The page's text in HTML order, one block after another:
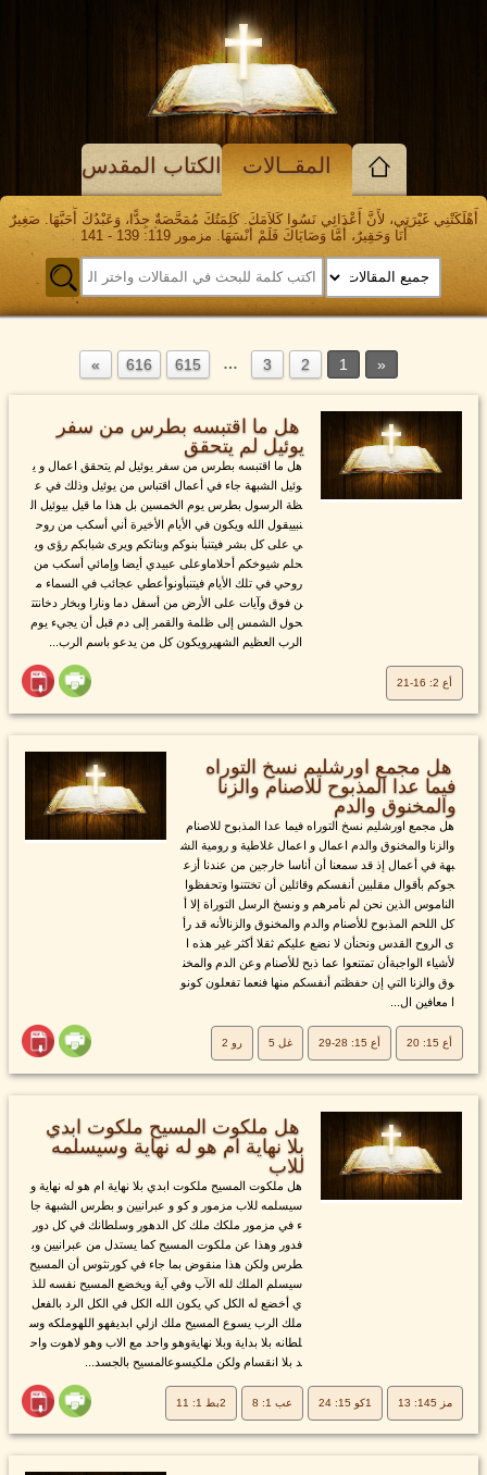
المقــالات الكتاب المقدس
أَهْلَكَتْنِي غَيْرَتِي، لأَنَّ أَعْدَائِي نَسُوا كَلاَمَكَ. كَلِمَتُكَ مُمَحَّصَةٌ جِدًّا، وَعَبْدُكَ أَحَبَّهَا. صَغِيرٌ
أَنَا وَحَقِيرٌ، أَمَّا وَصَايَاكَ فَلَمْ أَنْسَهَا. مزمور 119: 139 - 141
1
2
3
…
615
616
هل ما اقتبسه بطرس من سفر
يوئيل لم يتحقق
هل ما اقتبسه بطرس من سفر يوئيل لم يتحقق اعمال و ي
وئيل الشبهة جاء في أعمال اقتباس من يوئيل وذلك في ع
ظة الرسول بطرس يوم الخمسين بل هذا ما قيل بيوئيل ال
نبييقول الله ويكون في الأيام الأخيرة أني أسكب من روح
ي على كل بشر فيتنبأ بنوكم وبناتكم ويرى شبابكم رؤى وي
حلم شيوخكم أحلاماوعلى عبيدي أيضا وإمائي أسكب من
روحي في تلك الأيام فيتنبأونوأعطي عجائب في السماء م
ن فوق وآيات على الأرض من أسفل دما ونارا وبخار دخانتت
حول الشمس إلى ظلمة والقمر إلى دم قبل أن يجيء يوم
الرب العظيم الشهيرويكون كل من يدعو باسم الرب...
أع 2: 16-21
هل مجمع اورشليم نسخ التوراه
فيما عدا المذبوح للاصنام والزنا
والمخنوق والدم
هل مجمع اورشليم نسخ التوراه فيما عدا المذبوح للاصنام
والزنا والمخنوق والدم اعمال و اعمال غلاطية و رومية الش
بهة في أعمال إذ قد سمعنا أن أناسا خارجين من عندنا أزع
جوكم بأقوال مقلبين أنفسكم وقائلين أن تختتنوا وتحفظوا
الناموس الذين نحن لم نأمرهم و ونسخ الرسل التوراة إلا أ
كل اللحم المذبوح للأصنام والدم والمخنوق والزنالأنه قد رأ
ى الروح القدس ونحنأن لا نضع عليكم ثقلا أكثر غير هذه ا
لأشياء الواجبةأن تمتنعوا عما ذبح للأصنام وعن الدم والمخن
وق والزنا التي إن حفظتم أنفسكم منها فنعما تفعلون كونو
ا معافين ال...
أع 15: 20 أع 15: 28-29 غل 5 رو 2
هل ملكوت المسيح ملكوت ابدي
بلا نهاية ام هو له نهاية وسيسلمه
للاب
هل ملكوت المسيح ملكوت ابدي بلا نهاية ام هو له نهاية و
سيسلمه للاب مزمور و كو و عبرانيين و بطرس الشبهة جا
ء في مزمور ملكك ملك كل الدهور وسلطانك في كل دور
فدور وهذا عن ملكوت المسيح كما يستدل من عبرانيين وب
طرس ولكن هذا منقوض بما جاء في كورنثوس أن المسيح
سيسلم الملك لله الآب وفي آية ويخضع المسيح نفسه للذ
ي أخضع له الكل كي يكون الله الكل في الكل الرد بالفعل
ملك الرب يسوع المسيح ملك ازلي ابديفهو اللهوملكه وس
لطانه بلا بداية وبلا نهايةوهو واحد مع الاب وهو لاهوت واح
د بلا انقسام ولكن ملكيسوعالمسيح بالجسد...
مز 145: 13 1كو 15: 24 عب 1: 8 2بط 1: 11